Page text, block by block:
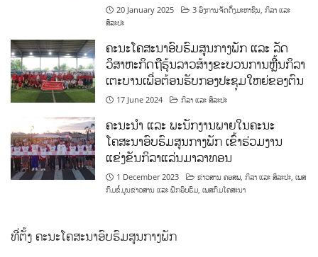
20 January 2025 3 ອົງການຈັດຕັ້ງມະຫາຊົນ,ກິລາ ແລະ
ສິລະປະ
ຄະນະໂຄສະນາອົບຮົມສູນກາງພັກ ແລະ ລັດ
ວິສາຫະກິດຖືຮຸ້ນລາວສ້າງຂະບວນການຫຼີ້ນກິລາ
ເຕະບານເພື່ອຕ້ອນຮັບກອງປະຊຸມໃຫຍ່ຂອງຕົນ
17 June 2024 ກິລາ ແລະ ສິລະປະ
ຄະນະນຳ ແລະ ພະນັກງານພາຍໃນຄະນະ
ໂຄສະນາອົບຮົມສູນກາງພັກ ເຂົ້າຮ່ວມງານ
ແຂ່ງຂັນກິລາແລ່ນມາລາທອນ
1 December 2023 ຂ່າວສານ ຄອສພ,ກິລາ ແລະ ສິລະປະ,ເພສ
ກົມຂໍ້ມູນຂ່າວສານ ແລະ ຝຶກອົບຮົມ,ເພສກົມໂຄສະນາ
ທີ່ຕັ້ງ ຄະນະໂຄສະນາອົບຮົມສູນກາງພັກ